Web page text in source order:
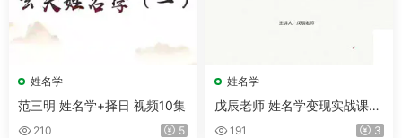
姓名学
范三明 姓名学+择日 视频10集
210 5
姓名学
戊辰老师 姓名学变现实战课
视频5集
191 3